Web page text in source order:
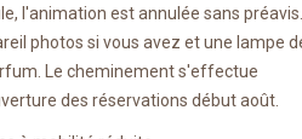
l'animation est annulée sans préavis.
photos si vous avez et une lampe
Le cheminement s'effectue
des réservations début août.